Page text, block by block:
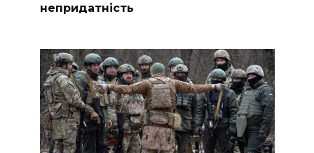
непридатність